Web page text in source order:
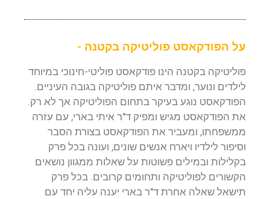
על הפודקאסט פוליטיקה בקטנה -
פוליטיקה בקטנה הינו פודקאסט פוליטי-חינוכי במיוחד
לילדים ונוער, ומדבר איתם פוליטיקה בגובה העיניים.
הפודקאסט נוגע בעיקר בתחום הפוליטיקה אך לא רק.
את הפודקאסט מגיש ומפיק ד"ר איתי בארי, עם עזרה
ממשפחתו, ומעביר את הפודקאסט בצורת הסבר
וסיפור לילדיו ויארח אנשים שונים, ועונה בכל פרק
בקלילות ובמילים פשוטות על שאלות ממגוון נושאים
הקשורים לפוליטיקה ותחומים קרובים. בכל פרק
תישאל שאלה אחרת ד"ר בארי יענה עליה יחד עם